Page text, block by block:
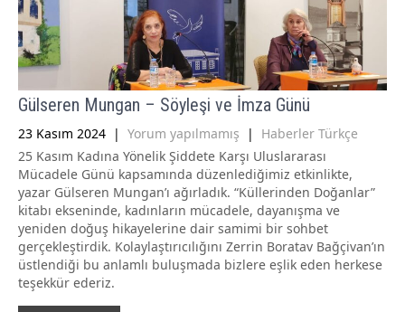
Gülseren Mungan – Söyleşi ve İmza Günü
23 Kasım 2024 | Yorum yapılmamış | Haberler Türkçe
25 Kasım Kadına Yönelik Şiddete Karşı Uluslararası
Mücadele Günü kapsamında düzenlediğimiz etkinlikte,
yazar Gülseren Mungan’ı ağırladık. “Küllerinden Doğanlar”
kitabı ekseninde, kadınların mücadele, dayanışma ve
yeniden doğuş hikayelerine dair samimi bir sohbet
gerçekleştirdik. Kolaylaştırıcılığını Zerrin Boratav Bağçivan’ın
üstlendiği bu anlamlı buluşmada bizlere eşlik eden herkese
teşekkür ederiz.